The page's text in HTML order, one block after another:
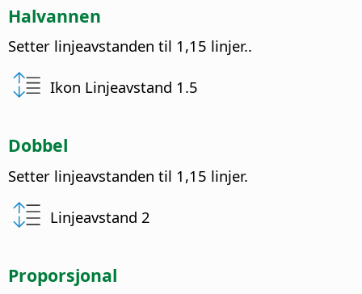
Halvannen
Setter linjeavstanden til 1,15 linjer..
Ikon Linjeavstand 1.5
Dobbel
Setter linjeavstanden til 1,15 linjer.
Linjeavstand 2
Proporsjonal